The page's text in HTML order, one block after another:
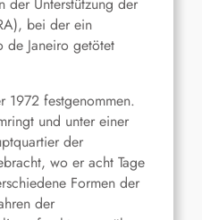
Unterstützung der
bei der ein
de Janeiro getötet
1972 festgenommen.
und unter einer
der
wo er acht Tage
Formen der
der